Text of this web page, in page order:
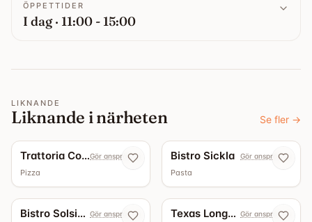
ÖPPETTIDER
I dag · 11:00 - 15:00
LIKNANDE
Liknande i närheten Se fler →
Trattoria CorazzaGör anspråk nu
Pizza
Bistro Sickla Gör anspråk nu
Pasta
Bistro Solsidan Gör anspråk nu
5.0
Texas Longhorn Roslagsgatan Gör anspråk nu